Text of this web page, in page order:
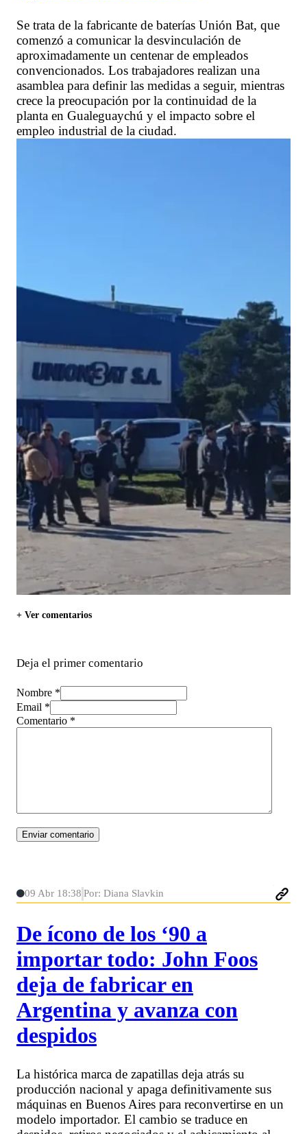
Se trata de la fabricante de baterías Unión Bat, que
comenzó a comunicar la desvinculación de
aproximadamente un centenar de empleados
convencionados. Los trabajadores realizan una
asamblea para definir las medidas a seguir, mientras
crece la preocupación por la continuidad de la
planta en Gualeguaychú y el impacto sobre el
empleo industrial de la ciudad.
+ Ver comentarios
Deja el primer comentario
Nombre *
Email *
Comentario *
09 Abr 18:38 Por: Diana Slavkin
De ícono de los ‘90 a
importar todo: John Foos
deja de fabricar en
Argentina y avanza con
despidos
La histórica marca de zapatillas deja atrás su
producción nacional y apaga definitivamente sus
máquinas en Buenos Aires para reconvertirse en un
modelo importador. El cambio se traduce en